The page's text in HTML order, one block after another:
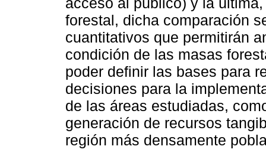
forestal, dicha comparación
cuantitativos que permitirán
condición de las masas
poder definir las bases para
decisiones para la
de las áreas estudiadas,
generación de recursos
región más densamente